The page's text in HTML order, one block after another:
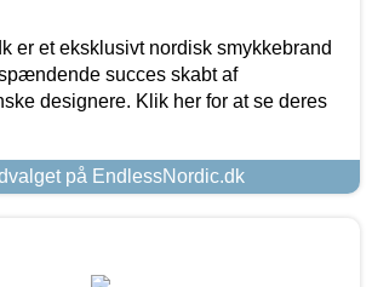
er et eksklusivt nordisk smykkebrand
succes skabt af
designere. Klik her for at se deres
på EndlessNordic.dk